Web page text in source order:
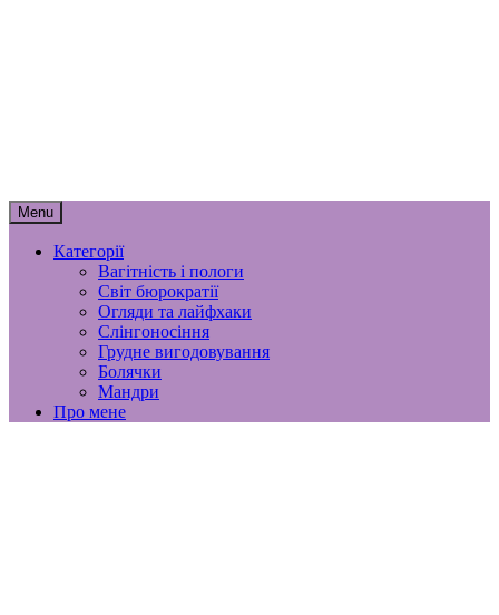
Menu
Категорії
Вагітність і пологи
Світ бюрократії
Огляди та лайфхаки
Слінгоносіння
Грудне вигодовування
Болячки
Мандри
Про мене